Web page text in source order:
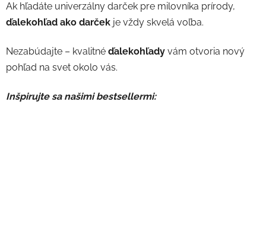
Ak hľadáte univerzálny darček pre milovníka prírody,
ďalekohľad ako darček je vždy skvelá voľba.
Nezabúdajte – kvalitné ďalekohľady vám otvoria nový
pohľad na svet okolo vás.
Inšpirujte sa našimi bestsellermi: